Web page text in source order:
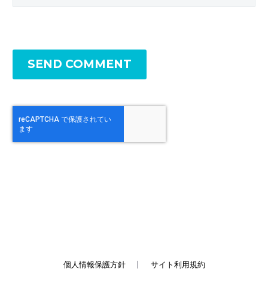
SEND COMMENT
個人情報保護方針 サイト利用規約